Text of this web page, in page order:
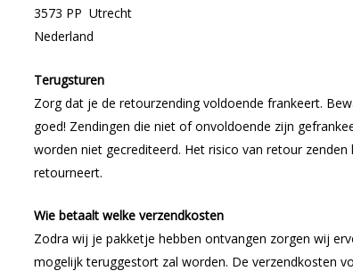
3573 PP Utrecht
Nederland
Terugsturen
Zorg dat je de retourzending voldoende frankeert.
goed! Zendingen die niet of onvoldoende zijn
worden niet gecrediteerd. Het risico van retour
retourneert.
Wie betaalt welke verzendkosten
Zodra wij je pakketje hebben ontvangen zorgen wij
mogelijk teruggestort zal worden. De verzendkosten